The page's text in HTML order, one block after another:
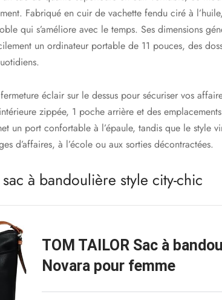
Fabriqué en cuir de vachette fendu ciré à
qui s’améliore avec le temps. Ses dimensions
un ordinateur portable de 11 pouces, des
éclair sur le dessus pour sécuriser vos
zippée, 1 poche arrière et des
un port confortable à l’épaule, tandis que le style
d’affaires, à l’école ou aux sorties décontractées.
à bandoulière style city-chic
TOM TAILOR Sac à
Novara pour femme